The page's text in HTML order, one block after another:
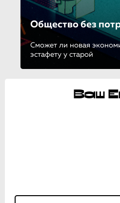
Общество без
Сможет ли новая
эстафету у старой
Ваш